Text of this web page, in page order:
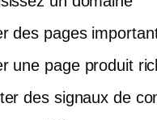
des pages
une page produit
des signaux de